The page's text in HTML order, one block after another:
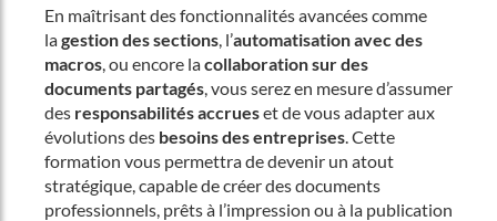
En maîtrisant des fonctionnalités avancées comme
lagestion des sections, l’automatisation avec des
macros, ou encore lacollaboration sur des
documents partagés, vous serez en mesure d’assumer
des responsabilités accrueset de vous adapter aux
évolutions des besoins des entreprises. Cette
formation vous permettra de devenir un atout
stratégique, capable de créer des documents
professionnels, prêts à l’impression ou à la publication